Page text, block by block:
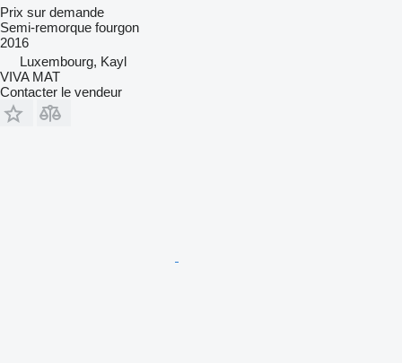
Prix sur demande
Semi-remorque fourgon
2016
Luxembourg, Kayl
VIVA MAT
Contacter le vendeur